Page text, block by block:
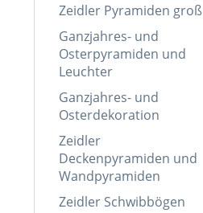
Zeidler Pyramiden groß
Ganzjahres- und
Osterpyramiden und
Leuchter
Ganzjahres- und
Osterdekoration
Zeidler
Deckenpyramiden und
Wandpyramiden
Zeidler Schwibbögen